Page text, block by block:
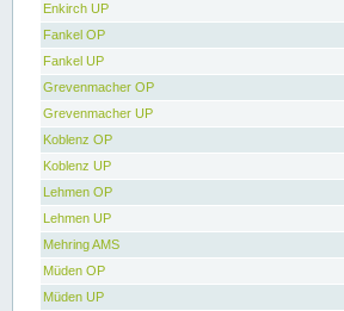
Enkirch UP
Fankel OP
Fankel UP
Grevenmacher OP
Grevenmacher UP
Koblenz OP
Koblenz UP
Lehmen OP
Lehmen UP
Mehring AMS
Müden OP
Müden UP